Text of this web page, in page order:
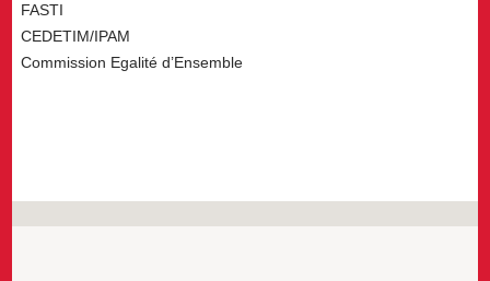
FASTI
CEDETIM/IPAM
Commission Egalité d’Ensemble